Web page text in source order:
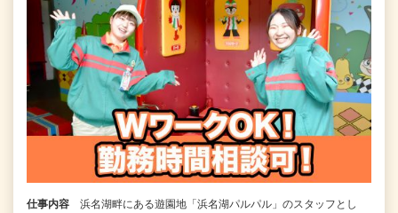
仕事内容
浜名湖畔にある遊園地「浜名湖パルパル」のスタッフとし